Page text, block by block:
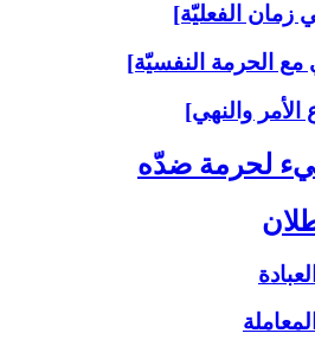
زمان الفعليّة]
مع الحرمة النفسيّة]
والنهي]
لحرمة ضدّه‏